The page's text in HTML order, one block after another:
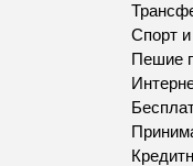
Спорт
Пешие